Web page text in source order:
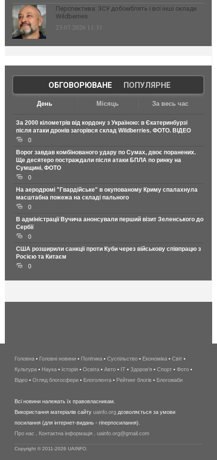
Перспектива: ЗСУ добомблять і всі інші склади
Wildberries
23.07.2026 11:31
ОБГОВОРЮВАНЕ| ПОПУЛЯРНЕ
День Місяць За весь час
За 2000 кілометрів від кордону з Україною: в Єкатеринбурзі
після атаки дронів загорівся склад Wildberries. ФОТО. ВІДЕО
0
Ворог завдав комбінованого удару по Сумах, двоє поранених.
Ще десятеро постраждали після атаки БПЛА по ринку на
Сумщині. ФОТО
0
На аеродромі "Гвардійське" в окупованому Криму спалахнула
масштабна пожежа на складі пального
0
В адміністрації Вучича анонсували перший візит Зеленського до
Сербії
0
США розширили санкції проти Куби через військову співпрацю з
Росією та Китаєм
0
беспроводной
интернет
киев
wimax
в
Головна • Головні новини • Політика • Суспільство • Економіка • Світ •
Культура • Наука • Історія • Освіта • Авто • IT • Здоров'я • Спорт • Фото •
Відео • Огляд блогосфери • Блоголента • Рейтинг блогів • Блогожаби
Всі новини належать їх правовласникам.
Використання матеріалів сайту uainfo.org дозволяється за умови
посилання (для інтернет-видань - гіперпосилання).
Про нас
Контактна інформація uainfo.org@gmail.com
Copyright © 2011-2026 UAINFO.